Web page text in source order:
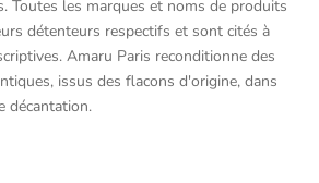
Toutes les marques et noms de produits
détenteurs respectifs et sont cités à
Amaru Paris reconditionne des
issus des flacons d'origine, dans
décantation.